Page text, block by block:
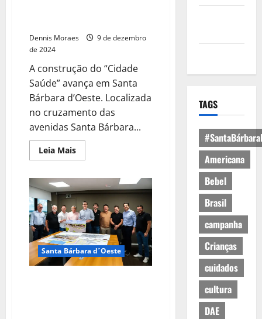
Dennis Moraes
9 de dezembro
de 2024
A construção do “Cidade
Saúde” avança em Santa
Bárbara d’Oeste. Localizada
no cruzamento das
avenidas Santa Bárbara...
Leia Mais
Santa Bárbara d´Oeste
TAGS
Americana
Bebel
Brasil
campanha
Crianças
cuidados
cultura
DAE